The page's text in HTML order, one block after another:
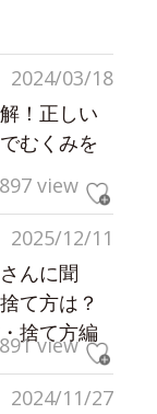
2024/03/18
！正しい
むくみを
view
2025/12/11
んに聞
て方は？
捨て方編
view
2024/11/27